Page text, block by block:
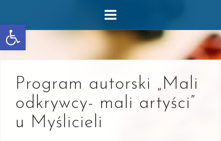
Otwórz pasek narzędzi
content
Program autorski „Mali
odkrywcy- mali artyści”
u Myślicieli